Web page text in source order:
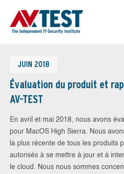
JUIN 2018
Évaluation du produit et
AV-TEST
En avril et mai 2018, nous avons
pour MacOS High Sierra. Nous
la plus récente de tous les produits
autorisés à se mettre à jour et à
le cloud. Nous nous sommes